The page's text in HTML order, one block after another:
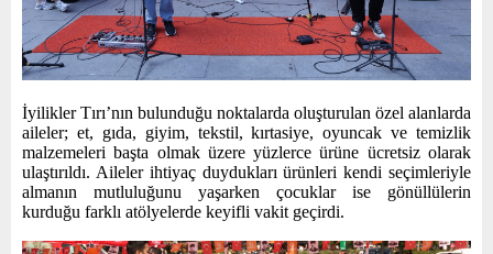
İyilikler Tırı’nın bulunduğu noktalarda oluşturulan özel alanlarda
aileler; et, gıda, giyim, tekstil, kırtasiye, oyuncak ve temizlik
malzemeleri başta olmak üzere yüzlerce ürüne ücretsiz olarak
ulaştırıldı. Aileler ihtiyaç duydukları ürünleri kendi seçimleriyle
almanın mutluluğunu yaşarken çocuklar ise gönüllülerin
kurduğu farklı atölyelerde keyifli vakit geçirdi.